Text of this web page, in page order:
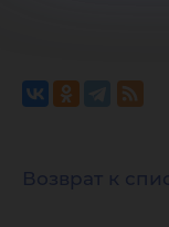
Возврат к